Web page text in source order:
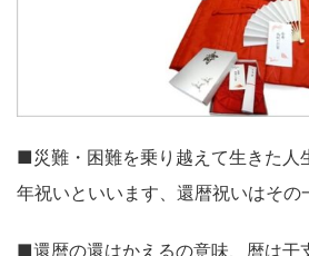
■災難・困難を乗り越えて生きた人
年祝いといいます、還暦祝いはその
■還暦の還はかえるの意味、暦は干